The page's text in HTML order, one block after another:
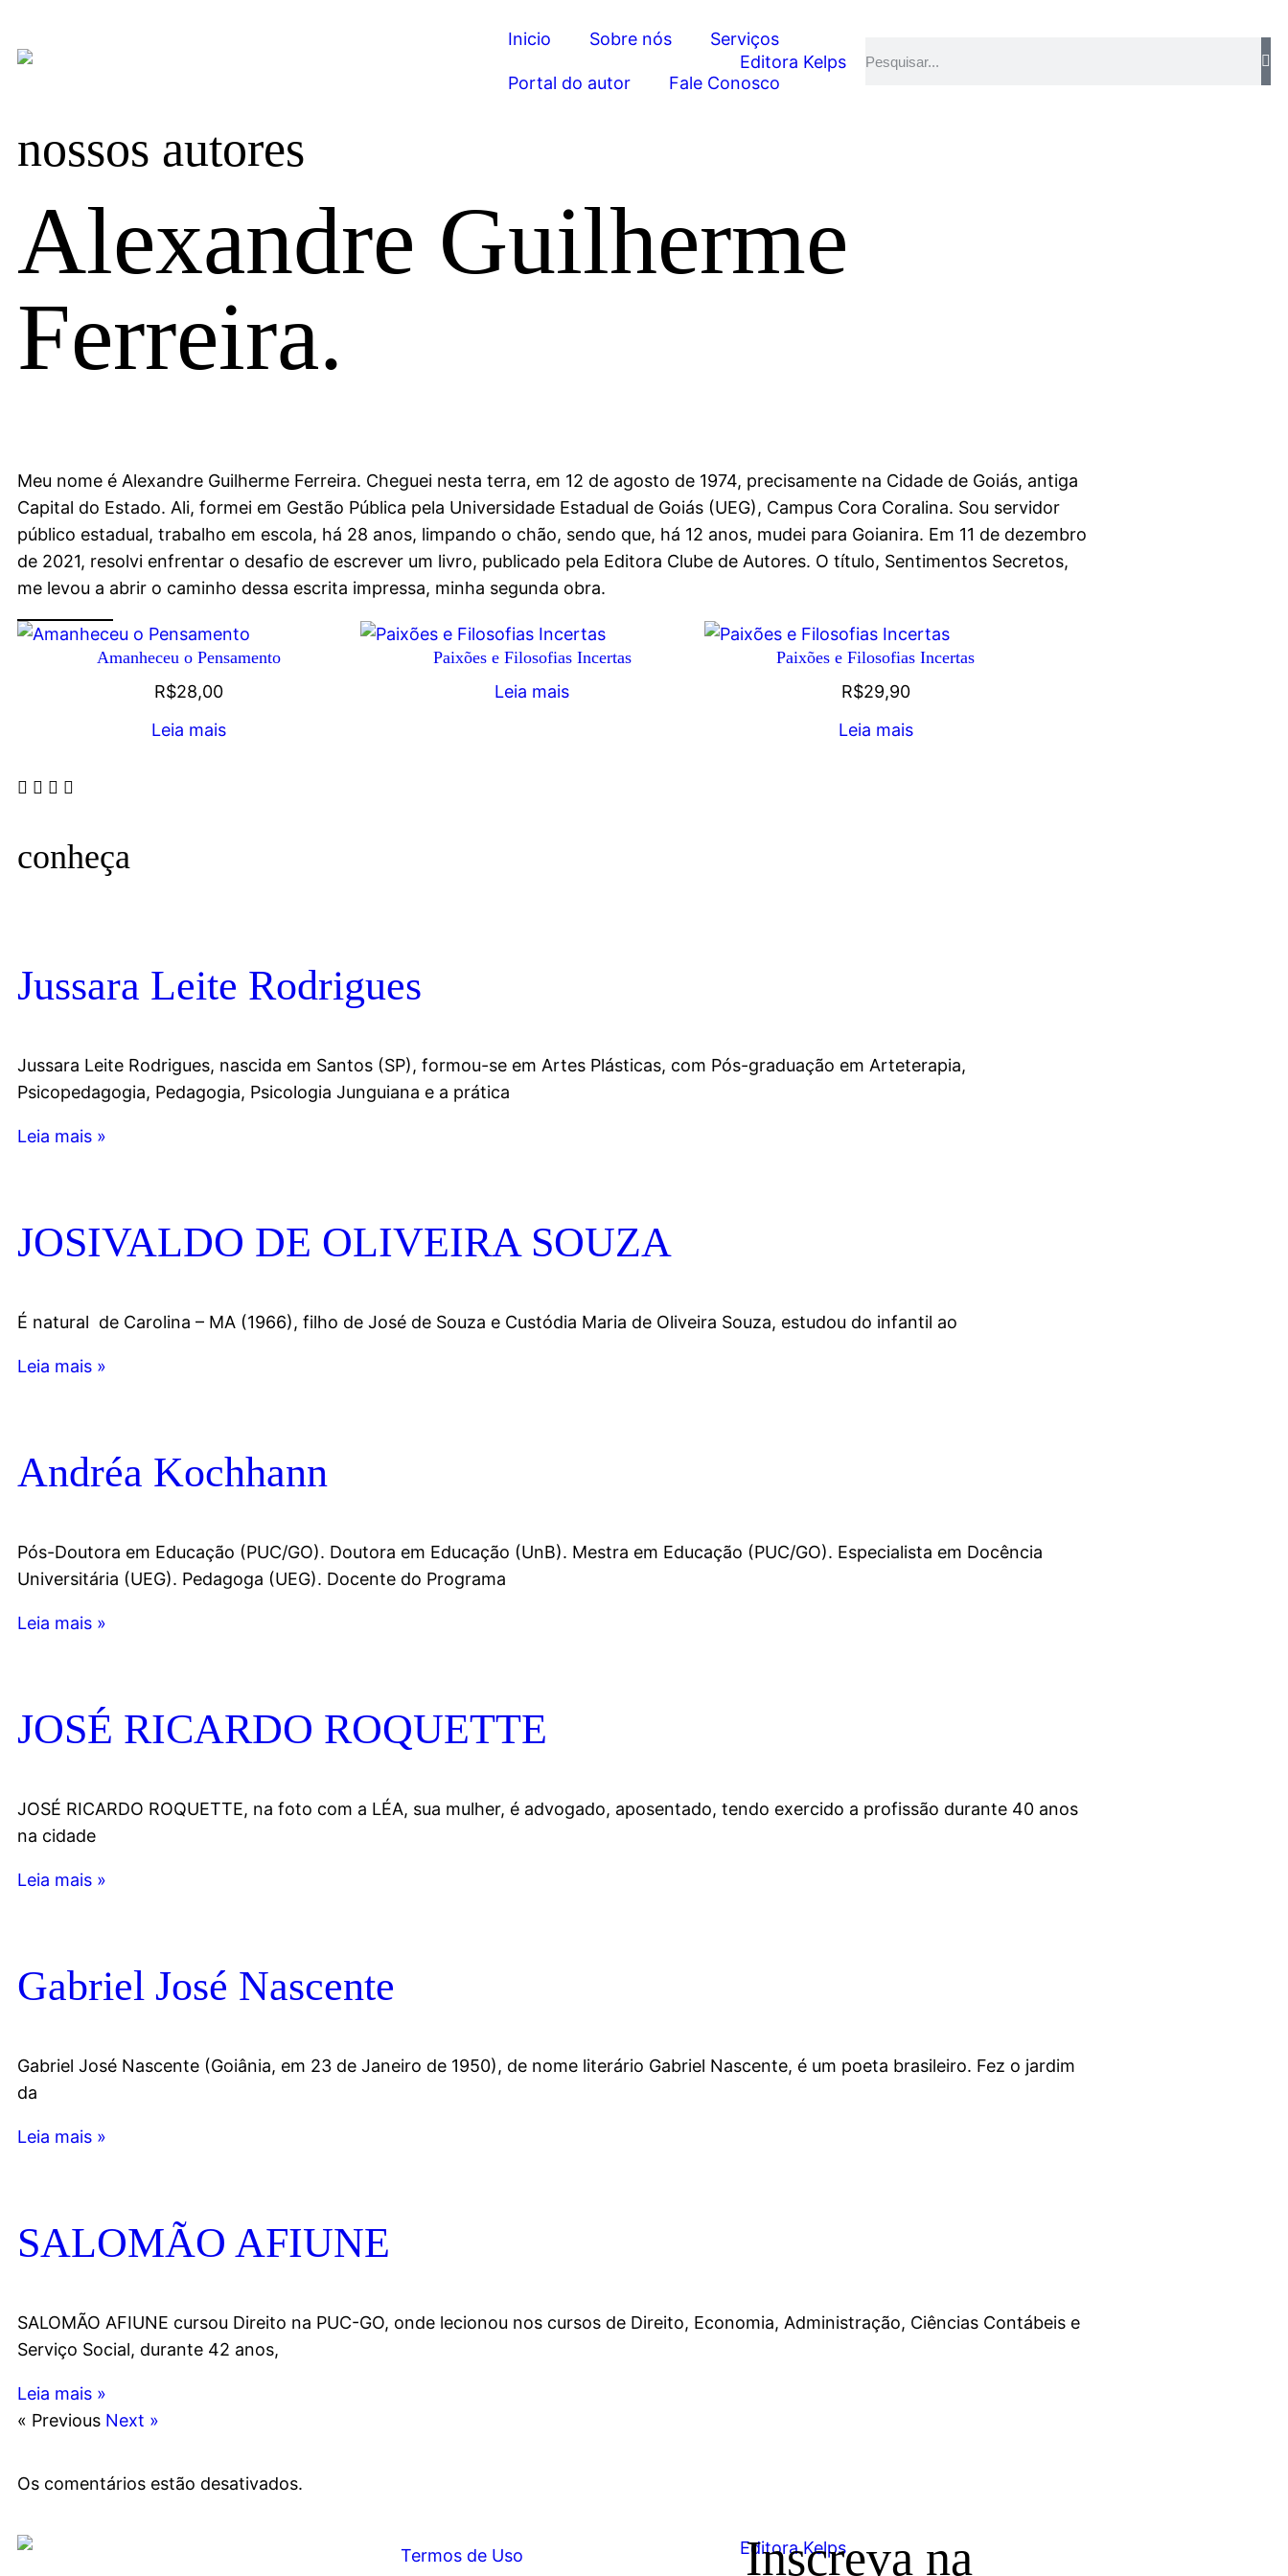
Inicio Sobre nós Serviços
Portal do autor Fale Conosco
nossos autores
Alexandre Guilherme
Ferreira.
Meu nome é Alexandre Guilherme Ferreira. Cheguei nesta terra, em 12 de agosto de 1974, precisamente na Cidade de Goiás, antiga
Capital do Estado. Ali, formei em Gestão Pública pela Universidade Estadual de Goiás (UEG), Campus Cora Coralina. Sou servidor
público estadual, trabalho em escola, há 28 anos, limpando o chão, sendo que, há 12 anos, mudei para Goianira. Em 11 de dezembro
de 2021, resolvi enfrentar o desafio de escrever um livro, publicado pela Editora Clube de Autores. O título, Sentimentos Secretos,
me levou a abrir o caminho dessa escrita impressa, minha segunda obra.
Amanheceu o Pensamento
R$28,00
Leia mais
Paixões e Filosofias Incertas
Leia mais
Paixões e Filosofias Incertas
R$29,90
Leia mais
conheça
Jussara Leite Rodrigues
Jussara Leite Rodrigues, nascida em Santos (SP), formou-se em Artes Plásticas, com Pós-graduação em Arteterapia,
Psicopedagogia, Pedagogia, Psicologia Junguiana e a prática
Leia mais »
JOSIVALDO DE OLIVEIRA SOUZA
É natural de Carolina – MA (1966), filho de José de Souza e Custódia Maria de Oliveira Souza, estudou do infantil ao
Leia mais »
Andréa Kochhann
Pós-Doutora em Educação (PUC/GO). Doutora em Educação (UnB). Mestra em Educação (PUC/GO). Especialista em Docência
Universitária (UEG). Pedagoga (UEG). Docente do Programa
Leia mais »
JOSÉ RICARDO ROQUETTE
JOSÉ RICARDO ROQUETTE, na foto com a LÉA, sua mulher, é advogado, aposentado, tendo exercido a profissão durante 40 anos
na cidade
Leia mais »
Gabriel José Nascente
Gabriel José Nascente (Goiânia, em 23 de Janeiro de 1950), de nome literário Gabriel Nascente, é um poeta brasileiro. Fez o jardim
da
Leia mais »
SALOMÃO AFIUNE
SALOMÃO AFIUNE cursou Direito na PUC-GO, onde lecionou nos cursos de Direito, Economia, Administração, Ciências Contábeis e
Serviço Social, durante 42 anos,
Leia mais »
« Previous Next »
Os comentários estão desativados.
Termos de Uso Inscreva na